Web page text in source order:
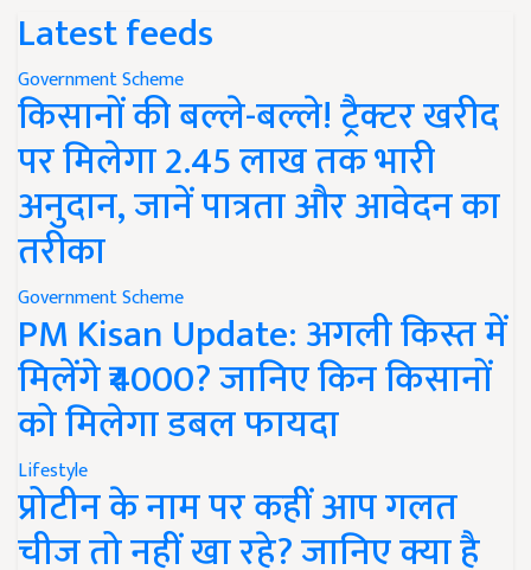
Latest feeds
Government Scheme
किसानों की बल्ले-बल्ले! ट्रैक्टर खरीद
पर मिलेगा 2.45 लाख तक भारी
अनुदान, जानें पात्रता और आवेदन का
तरीका
Government Scheme
PM Kisan Update: अगली किस्त में
मिलेंगे ₹4000? जानिए किन किसानों
को मिलेगा डबल फायदा
Lifestyle
प्रोटीन के नाम पर कहीं आप गलत
चीज तो नहीं खा रहे? जानिए क्या है